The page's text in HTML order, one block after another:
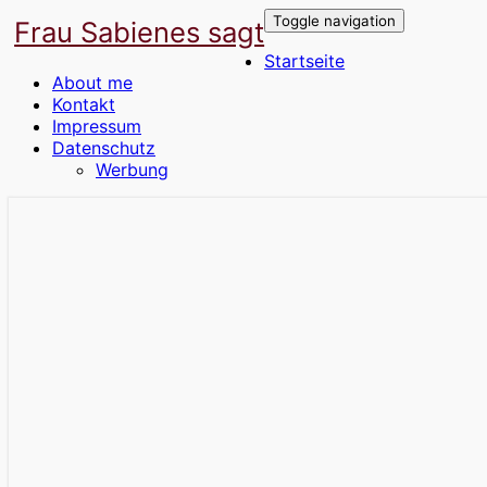
Toggle navigation
Frau Sabienes sagt
Startseite
About me
Kontakt
Impressum
Datenschutz
Werbung